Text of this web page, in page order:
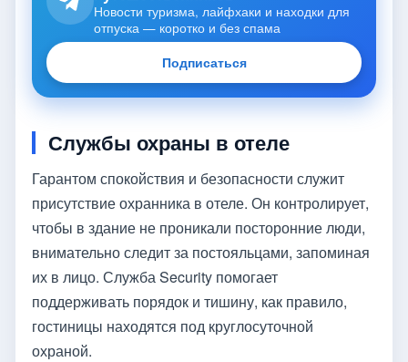
Новости туризма, лайфхаки и находки для
отпуска — коротко и без спама
Подписаться
Службы охраны в отеле
Гарантом спокойствия и безопасности служит
присутствие охранника в отеле. Он контролирует,
чтобы в здание не проникали посторонние люди,
внимательно следит за постояльцами, запоминая
их в лицо. Служба Security помогает
поддерживать порядок и тишину, как правило,
гостиницы находятся под круглосуточной
охраной.